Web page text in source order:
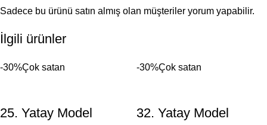
Sadece bu ürünü satın almış olan müşteriler yorum yapabilir.
İlgili ürünler
-30%Çok satan
25. Yatay Model
-30%Çok satan
32. Yatay Model